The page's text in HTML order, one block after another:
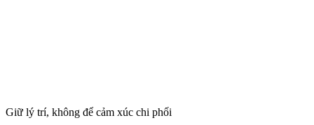
Giữ lý trí, không để cảm xúc chi phối